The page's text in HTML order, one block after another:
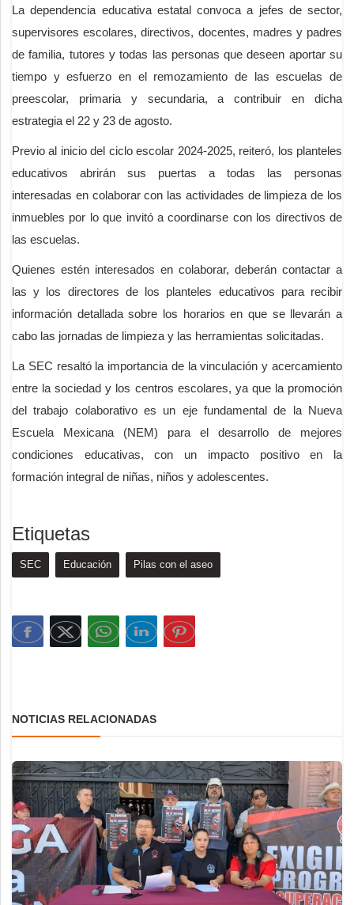
La dependencia educativa estatal convoca a jefes de sector,
supervisores escolares, directivos, docentes, madres y padres
de familia, tutores y todas las personas que deseen aportar su
tiempo y esfuerzo en el remozamiento de las escuelas de
preescolar, primaria y secundaria, a contribuir en dicha
estrategia el 22 y 23 de agosto.
Previo al inicio del ciclo escolar 2024-2025, reiteró, los planteles
educativos abrirán sus puertas a todas las personas
interesadas en colaborar con las actividades de limpieza de los
inmuebles por lo que invitó a coordinarse con los directivos de
las escuelas.
Quienes estén interesados en colaborar, deberán contactar a
las y los directores de los planteles educativos para recibir
información detallada sobre los horarios en que se llevarán a
cabo las jornadas de limpieza y las herramientas solicitadas.
La SEC resaltó la importancia de la vinculación y acercamiento
entre la sociedad y los centros escolares, ya que la promoción
del trabajo colaborativo es un eje fundamental de la Nueva
Escuela Mexicana (NEM) para el desarrollo de mejores
condiciones educativas, con un impacto positivo en la
formación integral de niñas, niños y adolescentes.
Etiquetas
SEC Educación Pilas con el aseo
NOTICIAS RELACIONADAS